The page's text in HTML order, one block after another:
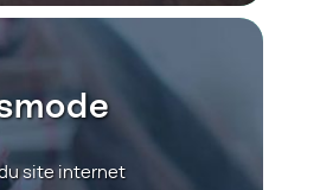
site internet